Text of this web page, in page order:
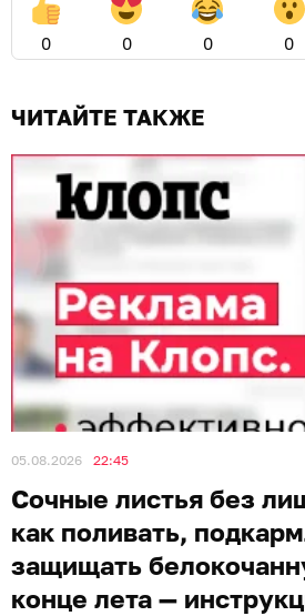
0 0 0 0
ЧИТАЙТЕ ТАКЖЕ
05.08.2026 22:45
Сочные листья без
как поливать,
защищать
конце лета —